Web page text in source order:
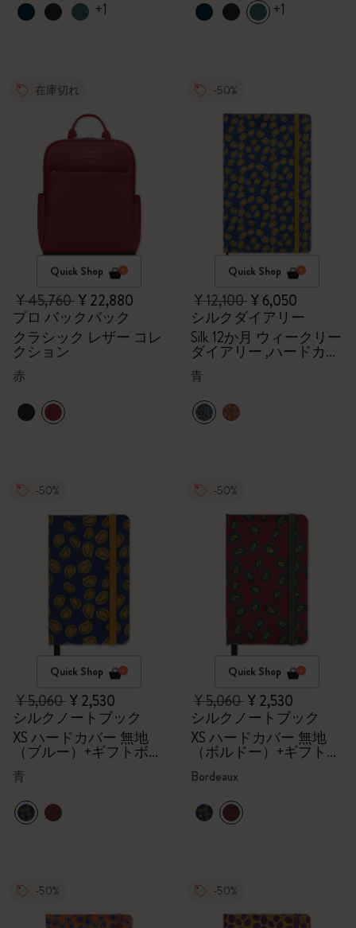
+1 +1
在庫切れ
Quick Shop
¥ 45,760¥ 22,880
プロ バックパック
クラシック レザー コレ
クション
赤
-50%
Quick Shop
¥ 12,100¥ 6,050
シルクダイアリー
Silk 12か月 ウィークリー
ダイアリー ,ハードカバ
ー（ブルー）,ギフトボ
ックス
青
-50%
Quick Shop
¥ 5,060¥ 2,530
シルクノートブック
XS ハードカバー 無地
（ブルー）+ギフトボッ
クス
青
-50%
Quick Shop
¥ 5,060¥ 2,530
シルクノートブック
XS ハードカバー 無地
（ボルドー）+ギフトボ
ックス
Bordeaux
-50% -50%